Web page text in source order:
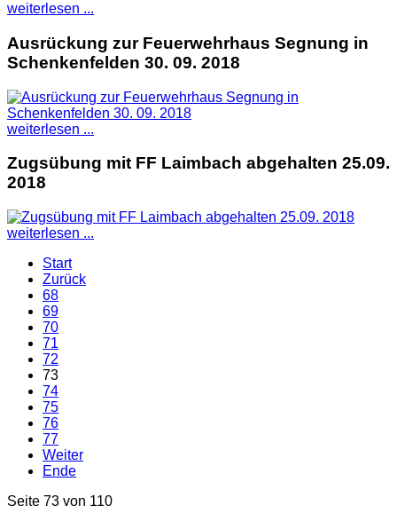
weiterlesen ...
Ausrückung zur Feuerwehrhaus Segnung in
Schenkenfelden 30. 09. 2018
weiterlesen ...
Zugsübung mit FF Laimbach abgehalten 25.09.
2018
weiterlesen ...
Start
Zurück
68
69
70
71
72
73
74
75
76
77
Weiter
Ende
Seite 73 von 110